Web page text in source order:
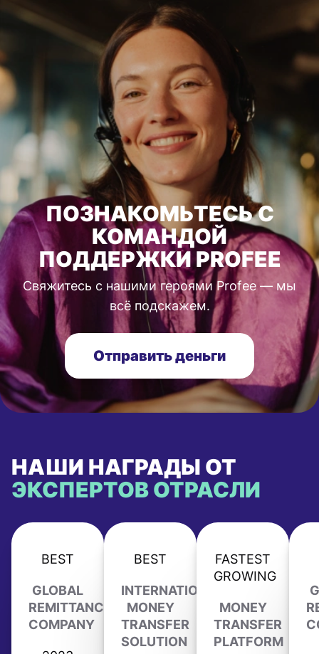
ПОЗНАКОМЬТЕСЬ С
КОМАНДОЙ
ПОДДЕРЖКИ PROFEE
Свяжитесь с нашими героями Profee — мы
всё подскажем.
Отправить деньги
НАШИ НАГРАДЫ ОТ
ЭКСПЕРТОВ ОТРАСЛИ
BEST
GLOBAL
REMITTANCE
COMPANY
BEST
INTERNATIONAL
MONEY
TRANSFER
SOLUTION
FASTEST
GROWING
MONEY
TRANSFER
PLATFORM